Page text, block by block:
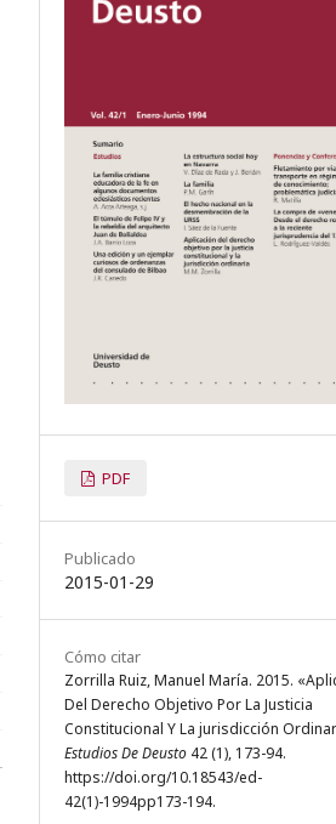
PDF
Publicado
2015-01-29
Cómo citar
Zorrilla Ruiz, Manuel María. 2015.
Del Derecho Objetivo Por La Justicia
Constitucional Y La jurisdicción
Estudios De Deusto 42 (1), 173-94.
https://doi.org/10.18543/ed-
42(1)-1994pp173-194.